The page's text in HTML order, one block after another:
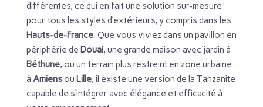
différentes, ce qui en fait une solution sur-mesure
pour tous les styles d’extérieurs, y compris dans les
Hauts-de-France. Que vous viviez dans un pavillon en
périphérie de Douai, une grande maison avec jardin à
Béthune, ou un terrain plus restreint en zone urbaine
à Amiensou Lille, il existe une version de la Tanzanite
capable de s’intégrer avec élégance et efficacité à